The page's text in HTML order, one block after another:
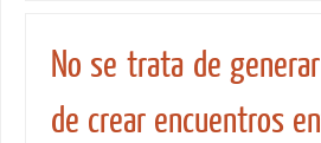
No se trata de
de crear encuentros